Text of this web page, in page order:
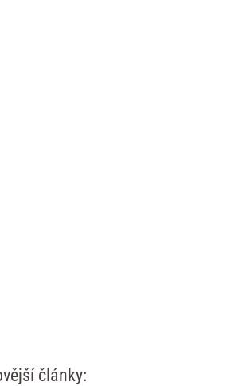
články: